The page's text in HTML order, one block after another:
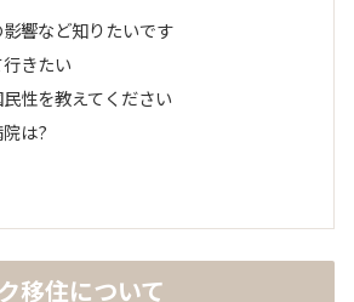
響など知りたいです
きたい
性を教えてください
は?
移住について